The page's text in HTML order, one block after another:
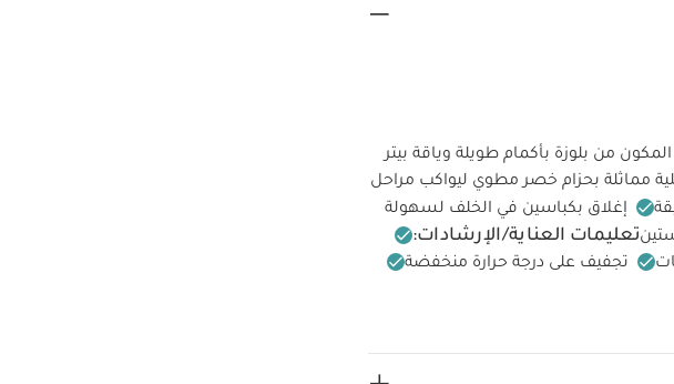
من بلوزة بأكمام طويلة وياقة بيتر
مماثلة بحزام خصر مطوي ليواكب مراحل
إغلاق بكباسين في الخلف لسهولة
تعليمات العناية/الإرشادات:
تجفيف على درجة حرارة منخفضة